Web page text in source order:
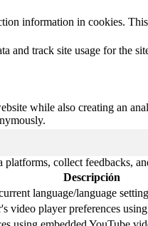
information in cookies.
and track site usage for the
while also creating an
collect feedbacks,
Descripción
language/language
video player preferences